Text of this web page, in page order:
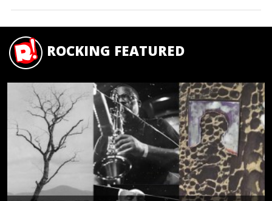
ROCKING FEATURED